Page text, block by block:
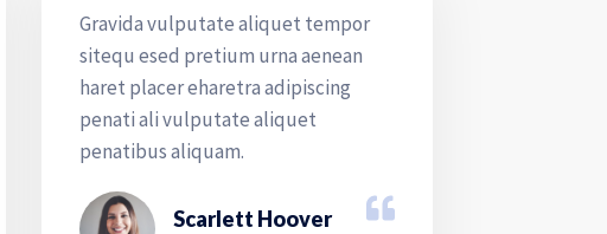
Gravida vulputate aliquet tempor
sitequ esed pretium urna aenean
haret placer eharetra adipiscing
penati ali vulputate aliquet
penatibus aliquam.
Scarlett Hoover